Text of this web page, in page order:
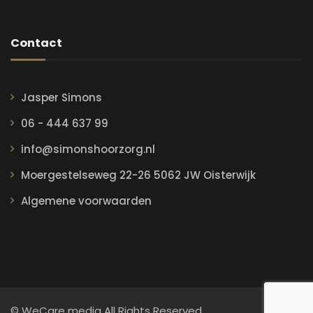
Contact
Jasper Simons
06 - 444 637 99
info@simonshoorzorg.nl
Moergestelseweg 22-26 5062 JW Oisterwijk
Algemene voorwaarden